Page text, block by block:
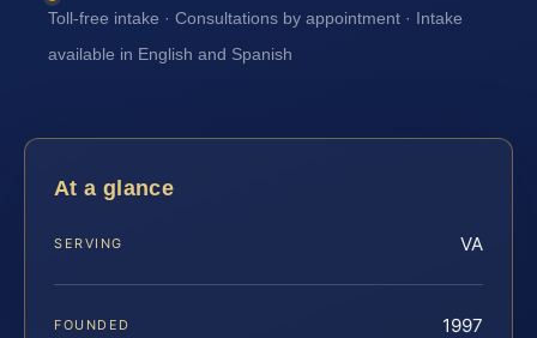
Toll-free intake · Consultations by appointment · Intake
available in English and Spanish
At a glance
SERVING VA
FOUNDED 1997